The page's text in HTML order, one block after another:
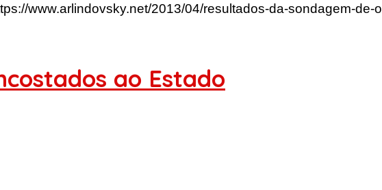
www.arlindovsky.net/2013/04/resultados-da-sondagem-de-
ao Estado